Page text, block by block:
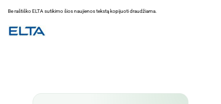
Be raštiško ELTA sutikimo šios naujienos tekstą kopijuoti draudžiama.